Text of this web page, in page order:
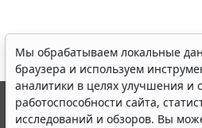
Мы обрабатываем локальные
браузера и используем
аналитики в целях улучшения и
работоспособности сайта,
исследований и обзоров. Вы
© ООО "НПП "ГАРАНТ-СЕРВИС",